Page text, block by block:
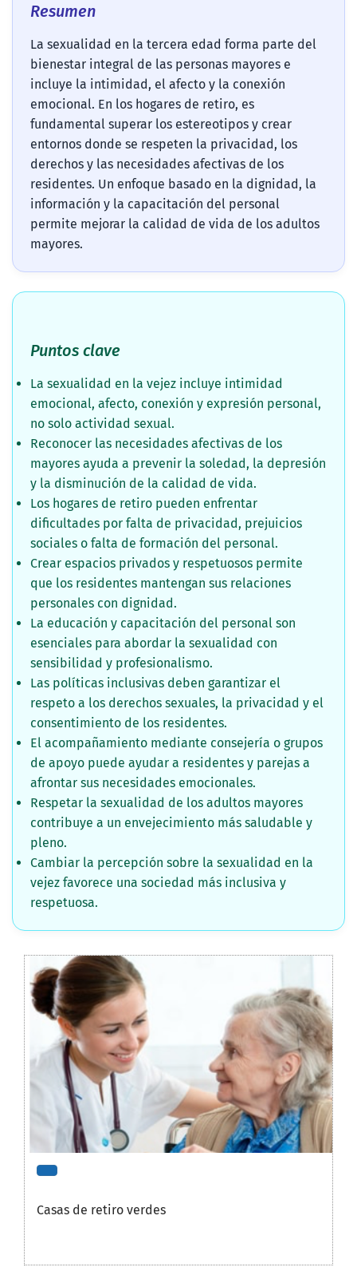
Resumen
La sexualidad en la tercera edad forma parte del
bienestar integral de las personas mayores e
incluye la intimidad, el afecto y la conexión
emocional. En los hogares de retiro, es
fundamental superar los estereotipos y crear
entornos donde se respeten la privacidad, los
derechos y las necesidades afectivas de los
residentes. Un enfoque basado en la dignidad, la
información y la capacitación del personal
permite mejorar la calidad de vida de los adultos
mayores.
Puntos clave
La sexualidad en la vejez incluye intimidad
emocional, afecto, conexión y expresión personal,
no solo actividad sexual.
Reconocer las necesidades afectivas de los
mayores ayuda a prevenir la soledad, la depresión
y la disminución de la calidad de vida.
Los hogares de retiro pueden enfrentar
dificultades por falta de privacidad, prejuicios
sociales o falta de formación del personal.
Crear espacios privados y respetuosos permite
que los residentes mantengan sus relaciones
personales con dignidad.
La educación y capacitación del personal son
esenciales para abordar la sexualidad con
sensibilidad y profesionalismo.
Las políticas inclusivas deben garantizar el
respeto a los derechos sexuales, la privacidad y el
consentimiento de los residentes.
El acompañamiento mediante consejería o grupos
de apoyo puede ayudar a residentes y parejas a
afrontar sus necesidades emocionales.
Respetar la sexualidad de los adultos mayores
contribuye a un envejecimiento más saludable y
pleno.
Cambiar la percepción sobre la sexualidad en la
vejez favorece una sociedad más inclusiva y
respetuosa.
Casas de retiro verdes